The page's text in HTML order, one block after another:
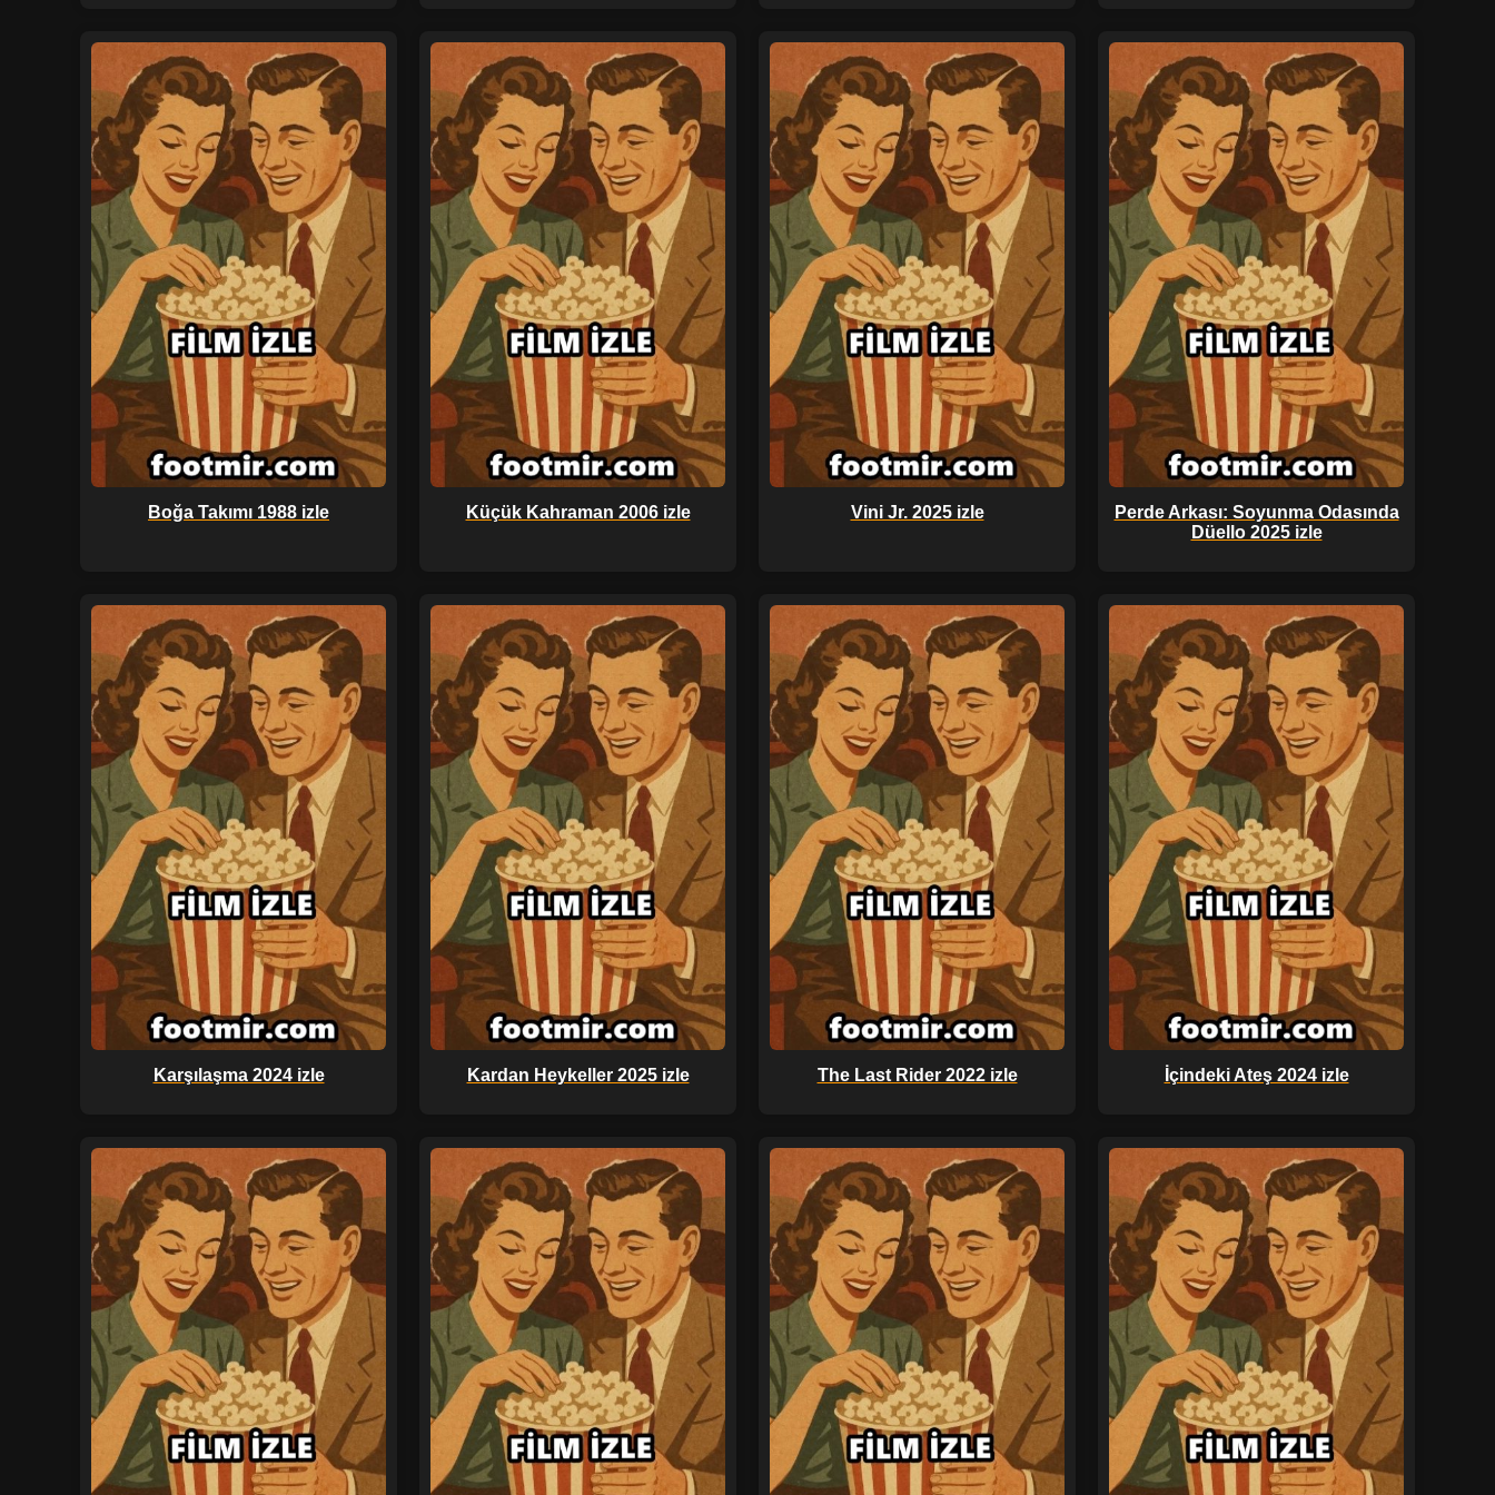
Boğa Takımı 1988 izle Küçük Kahraman 2006 izle Vini Jr. 2025 izle
Perde Arkası: Soyunma Odasında
Düello 2025 izle
Karşılaşma 2024 izle Kardan Heykeller 2025 izle The Last Rider 2022 izle İçindeki Ateş 2024 izle